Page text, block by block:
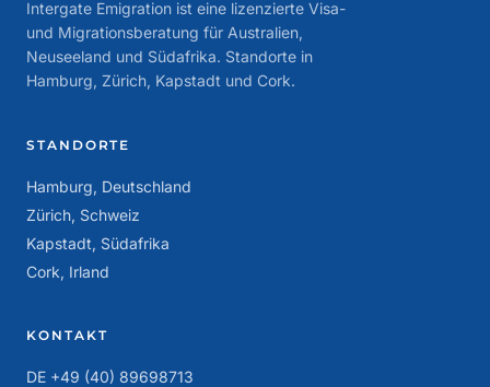
Intergate Emigration ist eine lizenzierte Visa-
und Migrationsberatung für Australien,
Neuseeland und Südafrika. Standorte in
Hamburg, Zürich, Kapstadt und Cork.
STANDORTE
Hamburg, Deutschland
Zürich, Schweiz
Kapstadt, Südafrika
Cork, Irland
KONTAKT
DE +49 (40) 89698713